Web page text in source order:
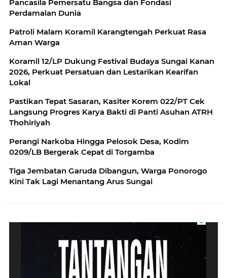
Pancasila Pemersatu Bangsa dan Fondasi
Perdamaian Dunia
Patroli Malam Koramil Karangtengah Perkuat Rasa
Aman Warga
Koramil 12/LP Dukung Festival Budaya Sungai Kanan
2026, Perkuat Persatuan dan Lestarikan Kearifan
Lokal
Pastikan Tepat Sasaran, Kasiter Korem 022/PT Cek
Langsung Progres Karya Bakti di Panti Asuhan ATRH
Thohiriyah
Perangi Narkoba Hingga Pelosok Desa, Kodim
0209/LB Bergerak Cepat di Torgamba
Tiga Jembatan Garuda Dibangun, Warga Ponorogo
Kini Tak Lagi Menantang Arus Sungai